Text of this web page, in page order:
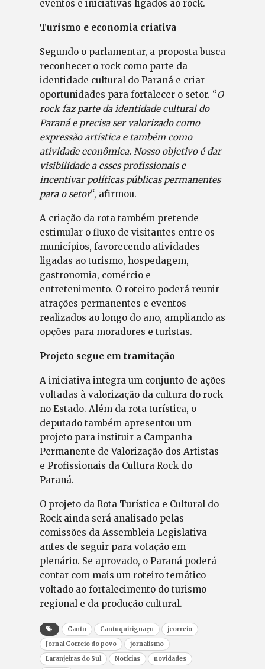
eventos e iniciativas ligados ao rock.
Turismo e economia criativa
Segundo o parlamentar, a proposta busca
reconhecer o rock como parte da
identidade cultural do Paraná e criar
oportunidades para fortalecer o setor. “O
rock faz parte da identidade cultural do
Paraná e precisa ser valorizado como
expressão artística e também como
atividade econômica. Nosso objetivo é dar
visibilidade a esses profissionais e
incentivar políticas públicas permanentes
para o setor“, afirmou.
A criação da rota também pretende
estimular o fluxo de visitantes entre os
municípios, favorecendo atividades
ligadas ao turismo, hospedagem,
gastronomia, comércio e
entretenimento. O roteiro poderá reunir
atrações permanentes e eventos
realizados ao longo do ano, ampliando as
opções para moradores e turistas.
Projeto segue em tramitação
A iniciativa integra um conjunto de ações
voltadas à valorização da cultura do rock
no Estado. Além da rota turística, o
deputado também apresentou um
projeto para instituir a Campanha
Permanente de Valorização dos Artistas
e Profissionais da Cultura Rock do
Paraná.
O projeto da Rota Turística e Cultural do
Rock ainda será analisado pelas
comissões da Assembleia Legislativa
antes de seguir para votação em
plenário. Se aprovado, o Paraná poderá
contar com mais um roteiro temático
voltado ao fortalecimento do turismo
regional e da produção cultural.
Cantu Cantuquiriguaçu
jcorreio
Jornal Correio do povo
jornalismo
Laranjeiras do Sul
Notícias
novidades